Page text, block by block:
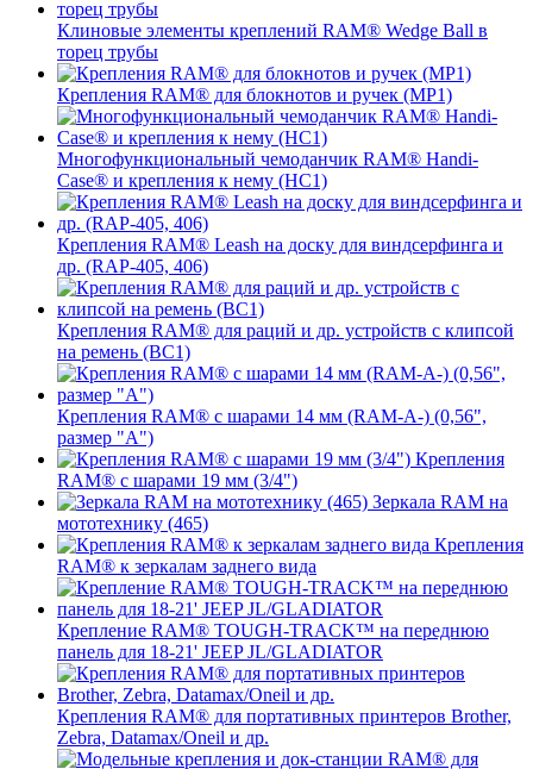
Клиновые элементы креплений RAM® Wedge Ball в
торец трубы
Крепления RAM® для блокнотов и ручек (MP1)
Многофункциональный чемоданчик RAM® Handi-
Case® и крепления к нему (HC1)
Крепления RAM® Leash на доску для виндсерфинга и
др. (RAP-405, 406)
Крепления RAM® для раций и др. устройств с клипсой
на ремень (BC1)
Крепления RAM® с шарами 14 мм (RAM-A-) (0,56",
размер "A")
Крепления
RAM® с шарами 19 мм (3/4")
Зеркала RAM на
мототехнику (465)
Крепления
RAM® к зеркалам заднего вида
Крепление RAM® TOUGH-TRACK™ на переднюю
панель для 18-21' JEEP JL/GLADIATOR
Крепления RAM® для портативных принтеров Brother,
Zebra, Datamax/Oneil и др.